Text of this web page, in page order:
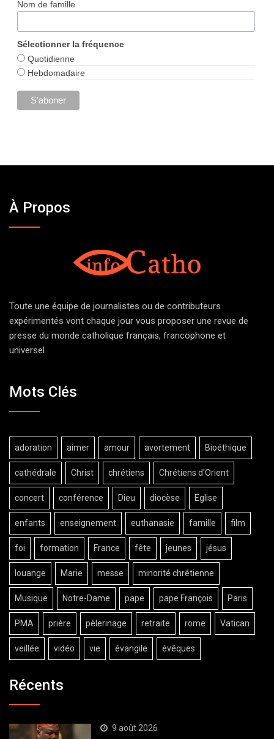
Nom de famille
Sélectionner la fréquence
Quotidienne
Hebdomadaire
À Propos
Toute une équipe de journalistes ou de contributeurs
expérimentés vont chaque jour vous proposer une revue de
presse du monde catholique français, francophone et
universel.
Mots Clés
adoration aimer amour avortement Bioéthique
cathédrale Christ chrétiens Chrétiens d'Orient
concert conférence Dieu diocèse Eglise
enfants enseignement euthanasie famille film
foi formation France fête jeunes jésus
louange Marie messe minorité chrétienne
Musique Notre-Dame pape pape François Paris
PMA prière pèlerinage retraite rome Vatican
veillée vidéo vie évangile évêques
Récents
9 août 2026